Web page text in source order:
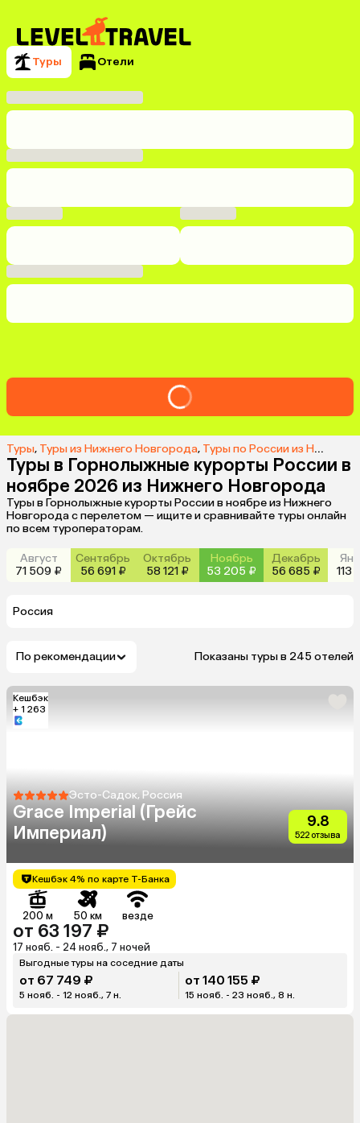
Туры Отели
Туры, Туры из Нижнего Новгорода, Туры по России из Нижнего Новгорода
Туры в Горнолыжные курорты России в
ноябре 2026 из Нижнего Новгорода
Туры в Горнолыжные курорты России в ноябре из Нижнего
Новгорода с перелетом — ищите и сравнивайте туры онлайн
по всем туроператорам.
Август
71 509 ₽
Сентябрь
56 691 ₽
Октябрь
58 121 ₽
Ноябрь
53 205 ₽
Декабрь
56 685 ₽
113
Россия
По рекомендации Показаны туры в 245 отелей
Кешбэк
+ 1 263
Эсто-Садок, Россия
Grace Imperial (Грейс
Империал)
9.8
522 отзыва
Кешбэк 4% по карте Т-Банка
200 м 50 км везде
от 63 197 ₽
17 нояб. - 24 нояб., 7 ночей
Выгодные туры на соседние даты
от 67 749 ₽
5 нояб. - 12 нояб., 7 н.
от 140 155 ₽
15 нояб. - 23 нояб., 8 н.